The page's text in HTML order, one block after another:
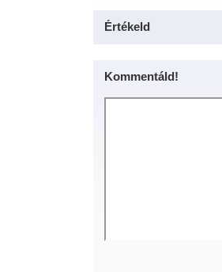
Értékeld
Kommentáld!